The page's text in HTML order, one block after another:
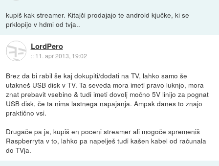
kupiš kak streamer. Kitajči prodajajo te android kjučke, ki se
prklopijo v hdmi od tvja..
LordPero
:: 11. apr 2013, 19:02
Brez da bi rabil še kaj dokupiti/dodati na TV, lahko samo še
utakneš USB disk v TV. Ta seveda mora imeti pravo luknjo, mora
znat prebavit vsebino & tudi imeti dovolj močno 5V linijo za pognat
USB disk, če ta nima lastnega napajanja. Ampak danes to znajo
praktično vsi.
Drugače pa ja, kupiš en poceni streamer ali mogoče spremeniš
Raspberryta v to, lahko pa napelješ tudi kašen kabel od računala
do TVja.